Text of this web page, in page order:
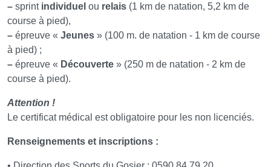
– sprint individuel ou relais (1 km de natation, 5,2 km de
course à pied),
– épreuve « Jeunes » (100 m. de natation - 1 km de course
à pied) ;
– épreuve « Découverte » (250 m de natation - 2 km de
course à pied).
Attention !
Le certificat médical est obligatoire pour les non licenciés.
Renseignements et inscriptions :